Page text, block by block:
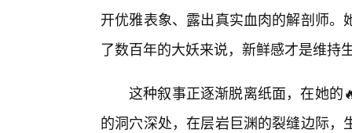
开优雅表象、露出真实血肉的解剖师
了数百年的大妖来说，新鲜感才是维持
这种叙事正逐渐脱离纸面，在她的
的洞穴深处，在层岩巨渊的裂缝边际